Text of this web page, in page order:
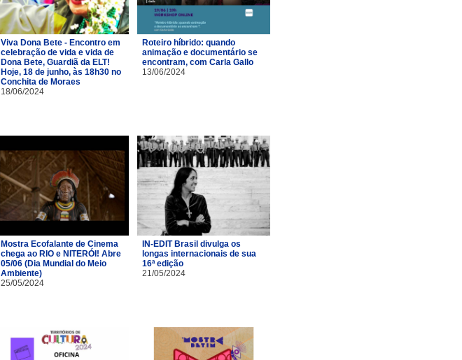
Viva Dona Bete - Encontro em
celebração de vida e vida de
Dona Bete, Guardiã da ELT!
Hoje, 18 de junho, às 18h30 no
Conchita de Moraes
18/06/2024
Roteiro híbrido: quando
animação e documentário se
encontram, com Carla Gallo
13/06/2024
Mostra Ecofalante de Cinema
chega ao RIO e NITERÓI! Abre
05/06 (Dia Mundial do Meio
Ambiente)
25/05/2024
IN-EDIT Brasil divulga os
longas internacionais de sua
16ª edição
21/05/2024